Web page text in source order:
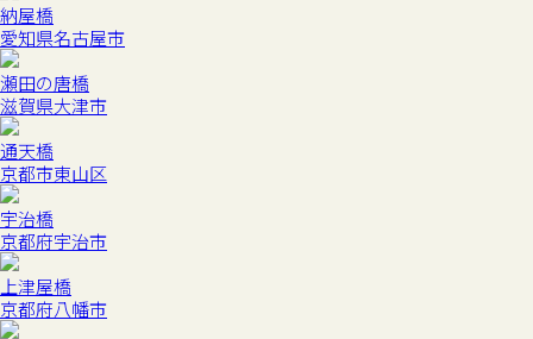
納屋橋
愛知県名古屋市
瀬田の唐橋
滋賀県大津市
通天橋
京都市東山区
宇治橋
京都府宇治市
上津屋橋
京都府八幡市